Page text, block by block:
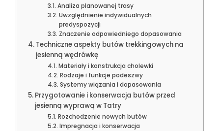
Analiza planowanej trasy
Uwzględnienie indywidualnych
predyspozycji
Znaczenie odpowiedniego dopasowania
Techniczne aspekty butów trekkingowych na
jesienną wędrówkę
Materiały i konstrukcja cholewki
Rodzaje i funkcje podeszwy
Systemy wiązania i dopasowania
Przygotowanie i konserwacja butów przed
jesienną wyprawą w Tatry
Rozchodzenie nowych butów
Impregnacja i konserwacja